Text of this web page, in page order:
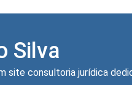
Silva
site consultoria jurídica